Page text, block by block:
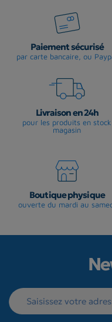
Paiement sécurisé
par carte bancaire, ou
Livraison en 24h
pour les produits en stock
magasin
Boutique physique
ouverte du mardi au